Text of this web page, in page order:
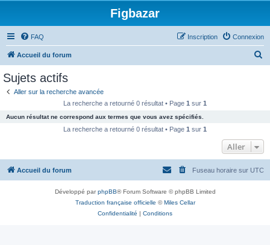
Figbazar
FAQ Connexion
Inscription
Accueil du forum
c
e
Sujets actifs
Aller sur la recherche avancée
La recherche a retourné 0 résultat • Page 1 sur 1
Aucun résultat ne correspond aux termes que vous avez spécifiés.
La recherche a retourné 0 résultat • Page 1 sur 1
Aller
Accueil du forum Fuseau horaire sur UTC
Développé parphpBB® Forum Software © phpBB Limited
Traduction française officielle ©Miles Cellar
Confidentialité | Conditions